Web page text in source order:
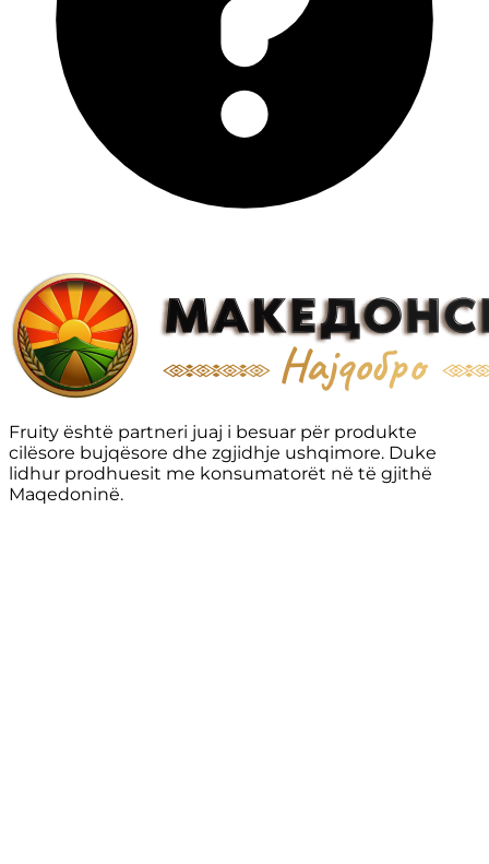
Fruity është partneri juaj i besuar për produkte
cilësore bujqësore dhe zgjidhje ushqimore. Duke
lidhur prodhuesit me konsumatorët në të gjithë
Maqedoninë.